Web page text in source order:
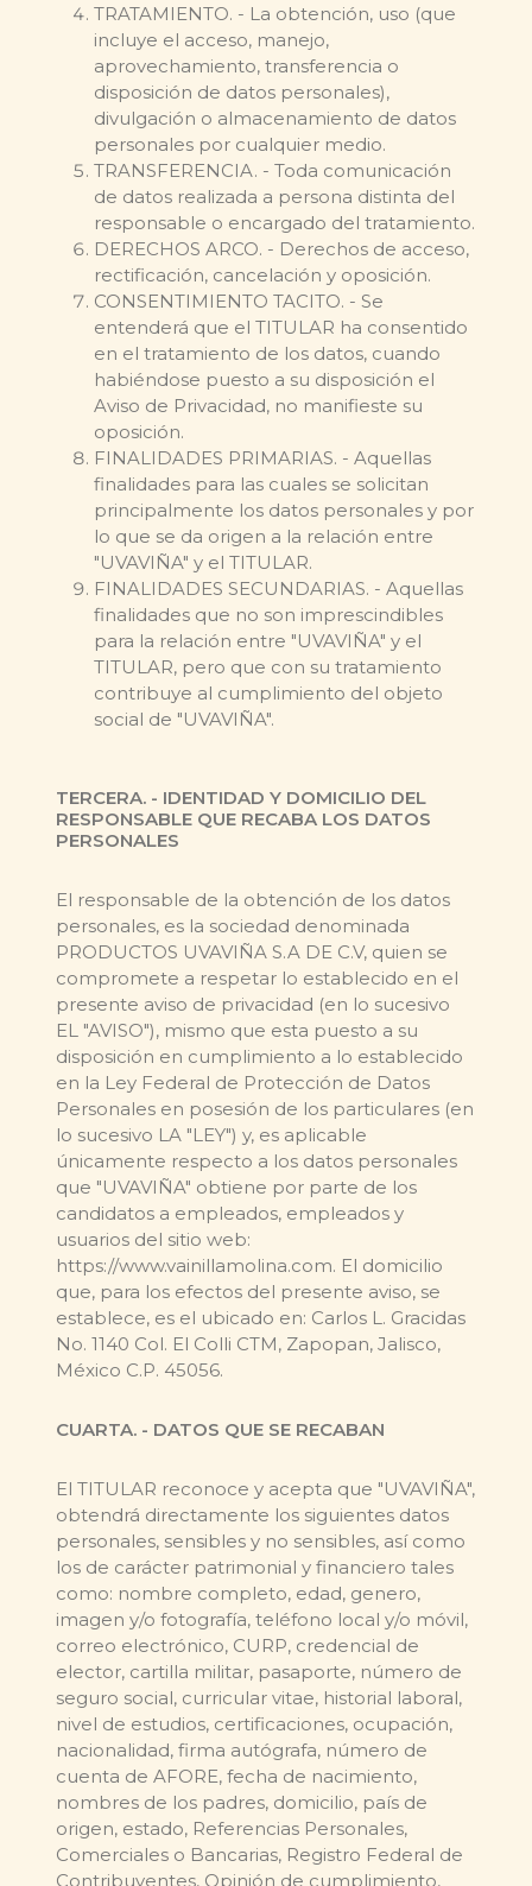
TRATAMIENTO. - La obtención, uso (que
incluye el acceso, manejo,
aprovechamiento, transferencia o
disposición de datos personales),
divulgación o almacenamiento de datos
personales por cualquier medio.
TRANSFERENCIA. - Toda comunicación
de datos realizada a persona distinta del
responsable o encargado del tratamiento.
DERECHOS ARCO. - Derechos de acceso,
rectificación, cancelación y oposición.
CONSENTIMIENTO TACITO. - Se
entenderá que el TITULAR ha consentido
en el tratamiento de los datos, cuando
habiéndose puesto a su disposición el
Aviso de Privacidad, no manifieste su
oposición.
FINALIDADES PRIMARIAS. - Aquellas
finalidades para las cuales se solicitan
principalmente los datos personales y por
lo que se da origen a la relación entre
"UVAVIÑA" y el TITULAR.
FINALIDADES SECUNDARIAS. - Aquellas
finalidades que no son imprescindibles
para la relación entre "UVAVIÑA" y el
TITULAR, pero que con su tratamiento
contribuye al cumplimiento del objeto
social de "UVAVIÑA".
TERCERA. - IDENTIDAD Y DOMICILIO DEL
RESPONSABLE QUE RECABA LOS DATOS
PERSONALES
El responsable de la obtención de los datos
personales, es la sociedad denominada
PRODUCTOS UVAVIÑA S.A DE C.V, quien se
compromete a respetar lo establecido en el
presente aviso de privacidad (en lo sucesivo
EL "AVISO"), mismo que esta puesto a su
disposición en cumplimiento a lo establecido
en la Ley Federal de Protección de Datos
Personales en posesión de los particulares (en
lo sucesivo LA "LEY") y, es aplicable
únicamente respecto a los datos personales
que "UVAVIÑA" obtiene por parte de los
candidatos a empleados, empleados y
usuarios del sitio web:
https://www.vainillamolina.com. El domicilio
que, para los efectos del presente aviso, se
establece, es el ubicado en: Carlos L. Gracidas
No. 1140 Col. El Colli CTM, Zapopan, Jalisco,
México C.P. 45056.
CUARTA. - DATOS QUE SE RECABAN
El TITULAR reconoce y acepta que "UVAVIÑA",
obtendrá directamente los siguientes datos
personales, sensibles y no sensibles, así como
los de carácter patrimonial y financiero tales
como: nombre completo, edad, genero,
imagen y/o fotografía, teléfono local y/o móvil,
correo electrónico, CURP, credencial de
elector, cartilla militar, pasaporte, número de
seguro social, curricular vitae, historial laboral,
nivel de estudios, certificaciones, ocupación,
nacionalidad, firma autógrafa, número de
cuenta de AFORE, fecha de nacimiento,
nombres de los padres, domicilio, país de
origen, estado, Referencias Personales,
Comerciales o Bancarias, Registro Federal de
Contribuyentes, Opinión de cumplimiento,